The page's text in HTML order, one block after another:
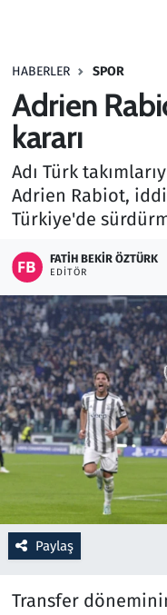
HABERLER SPOR
Adrien
kararı
Adı Türk
Adrien Rabiot,
Türkiye'de
FATIH BEKIR ÖZTÜRK
EDITÖR
Paylaş
Transfer
Haber
Kurumsal
Lezzet Durağı
Memur ve Kamu
Otomobil
Oyun
Ramazan
Resmi İlanlar
Rüya Tabirleri
Sağlık
Savunma Sanayi